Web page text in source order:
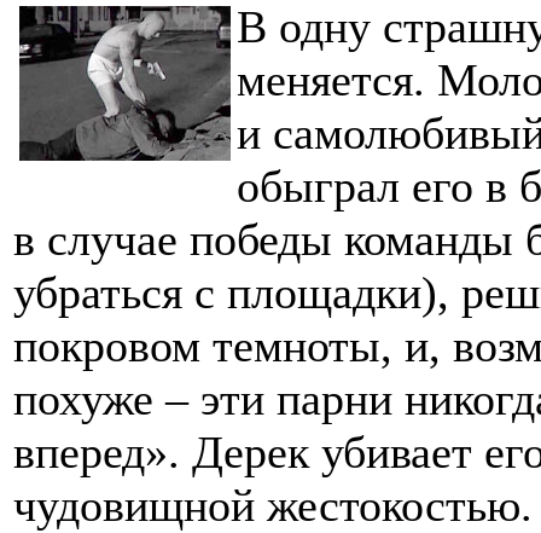
В одну
меняется.
и самолюбивый
обыграл его в
в случае победы команды
убраться с площадки),
покровом темноты, и,
похуже – эти парни
вперед». Дерек убивает
чудовищной